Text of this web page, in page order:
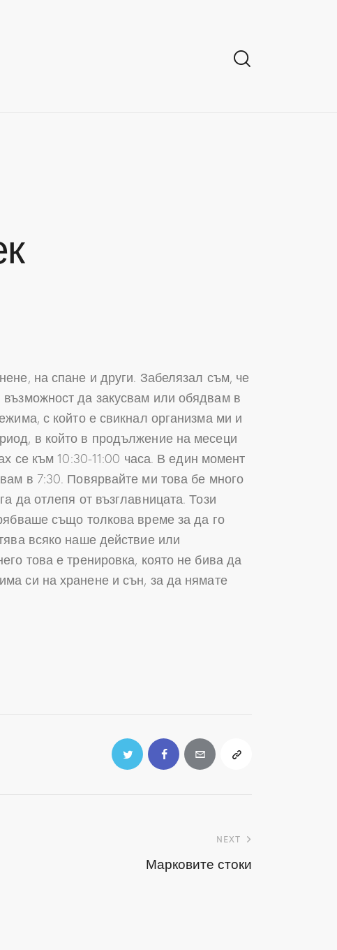
на спане и други. Забелязал съм, че
да закусвам или обядвам в
с който е свикнал организма ми и
в който в продължение на месеци
се към 10:30-11:00 часа. В един момент
в 7:30. Повярвайте ми това бе много
да отлепя от възглавницата. Този
също толкова време за да го
всяко наше действие или
това е тренировка, която не бива да
си на хранене и сън, за да нямате
NEXT
Марковите стоки